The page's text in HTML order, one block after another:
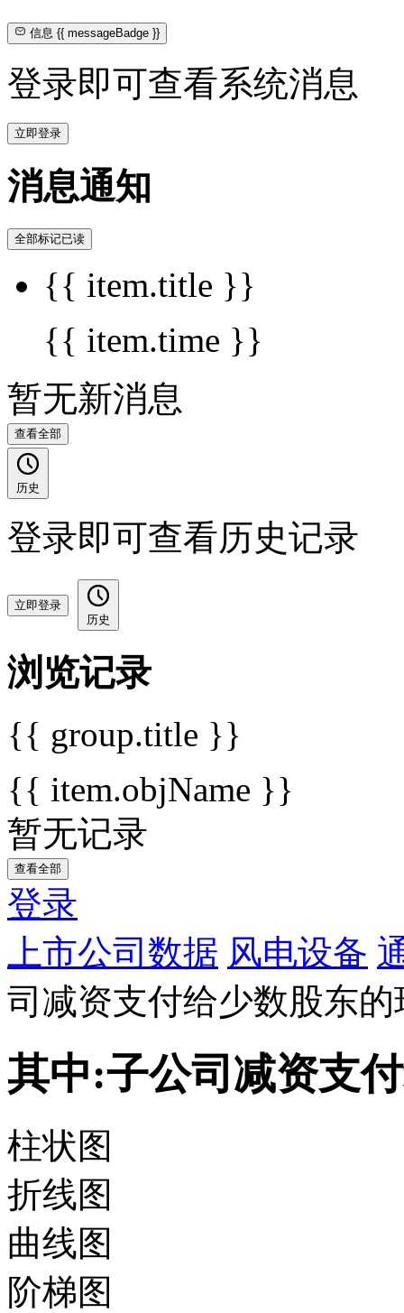
信息{{ messageBadge }}
登录即可查看系统消息
立即登录
消息通知
全部标记已读
{{ item.title }}
{{ item.time }}
暂无新消息
查看全部
历史
登录即可查看历史记录
立即登录
历史
浏览记录
{{ group.title }}
{{ item.objName }}
暂无记录
查看全部
登录
上市公司数据 风电设备
司减资支付给少数股东的
其中:子公司减资支
柱状图
折线图
曲线图
阶梯图